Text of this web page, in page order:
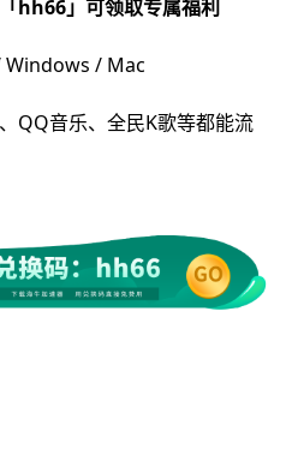
hh66」可领取专属福利
Windows / Mac
QQ音乐、全民K歌等都能流